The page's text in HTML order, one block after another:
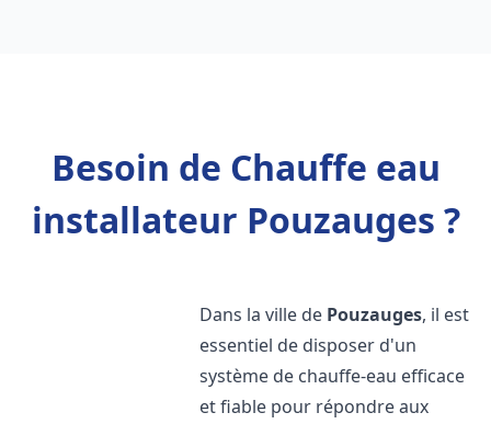
Besoin de Chauffe eau
installateur Pouzauges ?
Dans la ville de Pouzauges, il est
essentiel de disposer d'un
système de chauffe-eau efficace
et fiable pour répondre aux